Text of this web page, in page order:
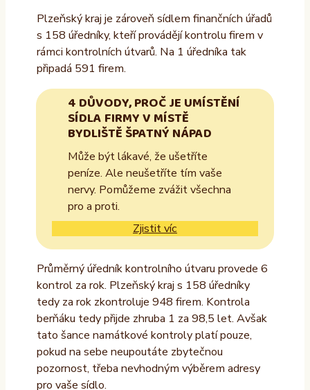
Plzeňský kraj je zároveň sídlem finančních úřadů
s 158 úředníky, kteří provádějí kontrolu firem v
rámci kontrolních útvarů. Na 1 úředníka tak
připadá 591 firem.
4 DŮVODY, PROČ JE UMÍSTĚNÍ
SÍDLA FIRMY V MÍSTĚ
BYDLIŠTĚ ŠPATNÝ NÁPAD
Může být lákavé, že ušetříte
peníze. Ale neušetříte tím vaše
nervy. Pomůžeme zvážit všechna
pro a proti.
Zjistit víc
Průměrný úředník kontrolního útvaru provede 6
kontrol za rok. Plzeňský kraj s 158 úředníky
tedy za rok zkontroluje 948 firem. Kontrola
berňáku tedy přijde zhruba 1 za 98,5 let. Avšak
tato šance namátkové kontroly platí pouze,
pokud na sebe neupoutáte zbytečnou
pozornost, třeba nevhodným výběrem adresy
pro vaše sídlo.